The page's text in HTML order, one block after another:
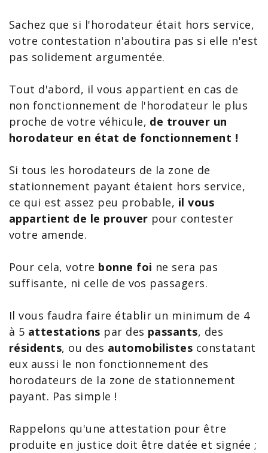
Sachez que si l'horodateur était hors service,
votre contestation n'aboutira pas si elle n'est
pas solidement argumentée.
Tout d'abord, il vous appartient en cas de
non fonctionnement de l'horodateur le plus
proche de votre véhicule, de trouver un
horodateur en état de fonctionnement !
Si tous les horodateurs de la zone de
stationnement payant étaient hors service,
ce qui est assez peu probable, il vous
appartient de le prouver pour contester
votre amende.
Pour cela, votre bonne foi ne sera pas
suffisante, ni celle de vos passagers.
Il vous faudra faire établir un minimum de 4
à 5 attestations par des passants, des
résidents, ou des automobilistes constatant
eux aussi le non fonctionnement des
horodateurs de la zone de stationnement
payant. Pas simple !
Rappelons qu'une attestation pour être
produite en justice doit être datée et signée ;